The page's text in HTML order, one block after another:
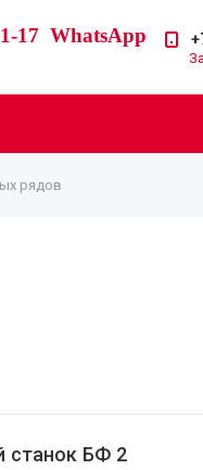
17 WhatsApp
рядов
станок БФ 2